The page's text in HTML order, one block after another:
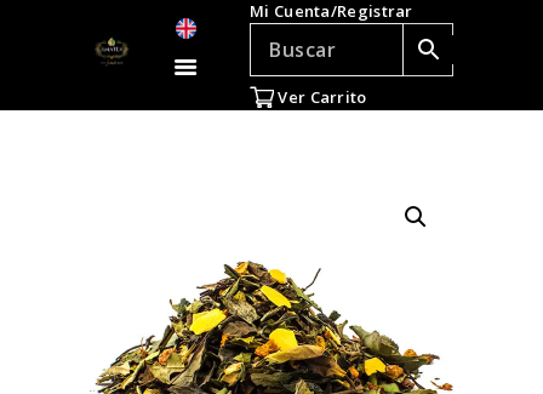
Mi Cuenta/Registrar
Ver Carrito
TÉ E INFUSIONES
ACCESORIOS
REGALOS
MAYOR
EN